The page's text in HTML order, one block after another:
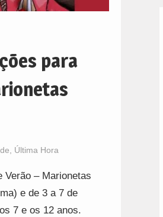
para
, Última Hora
Verão – Marionetas
e de 3 a 7 de
7 e os 12 anos.